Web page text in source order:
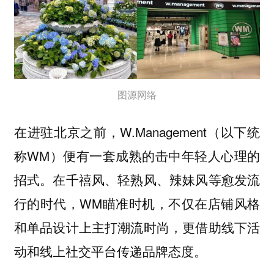
图源网络
在进驻北京之前，W.Management（以下统
称WM）便有一套成熟的击中年轻人心理的
招式。在千禧风、轻熟风、辣妹风等愈发流
行的时代，WM瞄准时机，不仅在店铺风格
和单品设计上主打潮流时尚，更借助线下活
动和线上社交平台传递品牌态度。